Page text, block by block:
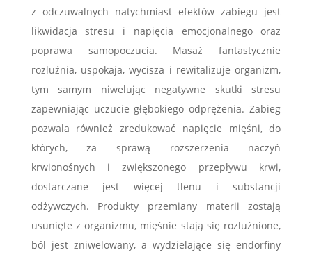
z odczuwalnych natychmiast efektów zabiegu jest
likwidacja stresu i napięcia emocjonalnego oraz
poprawa samopoczucia. Masaż fantastycznie
rozluźnia, uspokaja, wycisza i rewitalizuje organizm,
tym samym niwelując negatywne skutki stresu
zapewniając uczucie głębokiego odprężenia. Zabieg
pozwala również zredukować napięcie mięśni, do
których, za sprawą rozszerzenia naczyń
krwionośnych i zwiększonego przepływu krwi,
dostarczane jest więcej tlenu i substancji
odżywczych. Produkty przemiany materii zostają
usunięte z organizmu, mięśnie stają się rozluźnione,
ból jest zniwelowany, a wydzielające się endorfiny